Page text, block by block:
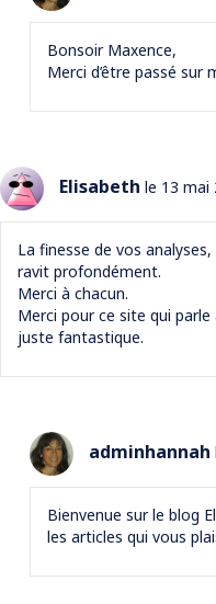
Bonsoir Maxence,
Merci d’être passé sur
Elisabeth le 13 mai
La finesse de vos
ravit profondément.
Merci à chacun.
Merci pour ce site qui
juste fantastique.
adminhannah
Bienvenue sur le blog
les articles qui vous